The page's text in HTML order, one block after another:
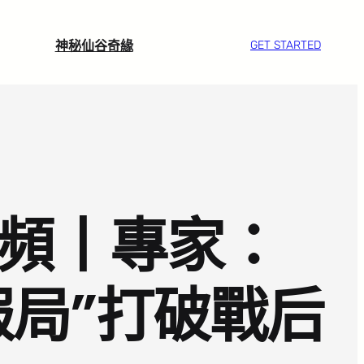
神秘仙谷奇緣 GET STARTED
丨專家：
”打破戰后